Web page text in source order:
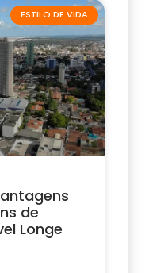
ESTILO DE VIDA
de
Longe